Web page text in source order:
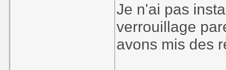
Je n'ai pas
verrouillage
avons mis des